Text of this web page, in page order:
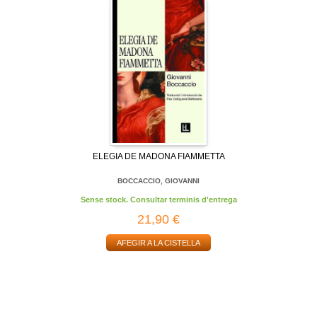
ELEGIA DE MADONA FIAMMETTA
BOCCACCIO, GIOVANNI
Sense stock. Consultar terminis d'entrega
21,90 €
AFEGIR A LA CISTELLA